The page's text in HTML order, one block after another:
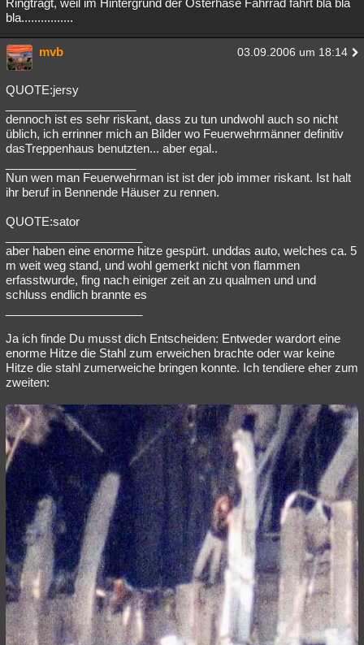
Ringträgt, weil im Hintergrund der Osterhase Fahrrad fährt bla bla
bla................
mvb 03.09.2006 um 18:14
QUOTE:jersy
dennoch ist es sehr riskant, dass zu tun undwohl auch so nicht
üblich, ich errinner mich an Bilder wo Feuerwehrmänner definitiv
dasTreppenhaus benutzten... aber egal..
Nun wen man Feuerwehrman ist ist der job immer riskant. Ist halt
ihr beruf in Bennende Häuser zu rennen.
QUOTE:sator
aber haben eine enorme hitze gespürt. unddas auto, welches ca. 5
m weit weg stand, und wohl gemerkt nicht von flammen
erfasstwurde, fing nach einiger zeit an zu qualmen und und
schluss endlich brannte es
Ja ich finde Du musst dich Entscheiden: Entweder wardort eine
enorme Hitze die Stahl zum erweichen brachte oder war keine
Hitze die stahl zumerweiche bringen konnte. Ich tendiere eher zum
zweiten: